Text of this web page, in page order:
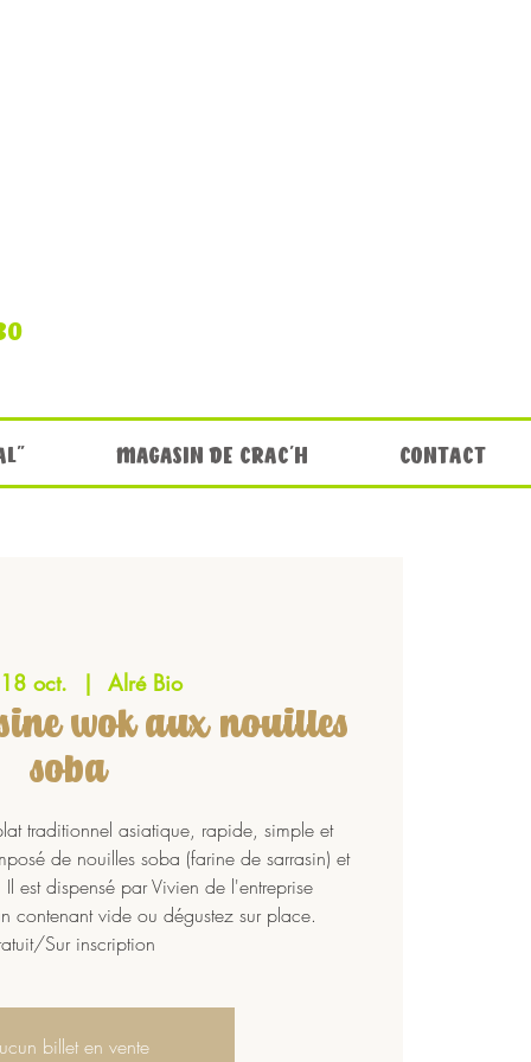
MAGASIN DE CRAC'H CONTACT
oct.
  |
Alré Bio
wok aux nouilles
soba
traditionnel asiatique, rapide, simple et
de nouilles soba (farine de sarrasin) et
est dispensé par Vivien de l'entreprise
contenant vide ou dégustez sur place.
Sur inscription
billet en vente